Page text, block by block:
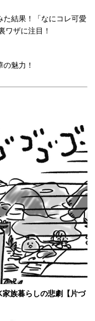
結果！「なにコレ可愛
ワザに注目！
魅力！
族暮らしの悲劇【片づ